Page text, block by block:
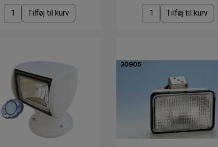
Tilføj til kurv Tilføj til kurv